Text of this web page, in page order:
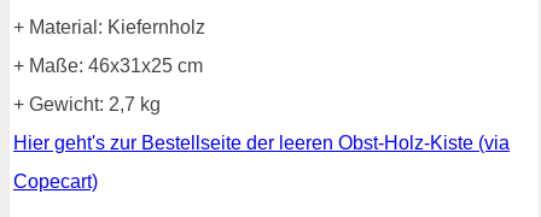
+ Material: Kiefernholz
+ Maße: 46x31x25 cm
+ Gewicht: 2,7 kg
Hier geht's zur Bestellseite der leeren Obst-Holz-Kiste (via
Copecart)